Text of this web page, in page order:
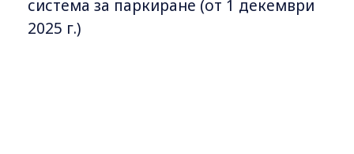
система за паркиране (от 1 декември
2025 г.)